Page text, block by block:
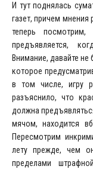
И тут поднялась
газет, причем мнения
теперь посмотрим,
предъявляется,
Внимание, давайте не
которое
в том числе, игру
разъяснило, что
должна
мячом, находится
Пересмотрим
лету прежде, чем
пределами